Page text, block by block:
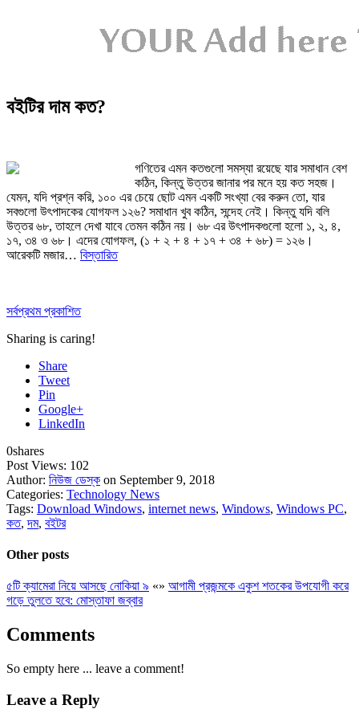
বইটির দাম কত?
গণিতের এমন কতগুলো সমস্যা রয়েছে যার সমাধান বেশ
কঠিন, কিন্তু উত্তর জানার পর মনে হয় কত সহজ।
যেমন, যদি প্রশ্ন করি, ১০০ এর চেয়ে ছোট এমন একটি সংখ্যা বের করুন তো, যার
সবগুলো উৎপাদকের যোগফল ১২৬? সমাধান খুব কঠিন, সন্দেহ নেই। কিন্তু যদি বলি
উত্তর ৬৮, তাহলে দেখা যাবে তেমন কঠিন নয়। ৬৮ এর উৎপাদকগুলো হলো ১, ২, ৪,
১৭, ৩৪ ও ৬৮। এদের যোগফল, (১ ‍+ ২ ‍+ ৪ ‍+ ১৭ ‍+ ৩৪ ‍+ ৬৮) = ১২৬।
আরেকটি মজার… বিস্তারিত
সর্বপ্রথম প্রকাশিত
Sharing is caring!
Share
Tweet
Pin
Google+
LinkedIn
0shares
Post Views: 102
Author: নিউজ ডেস্ক on September 9, 2018
Categories: Technology News
Tags: Download Windows, internet news, Windows, Windows PC,
কত,দম, বইটর
Other posts
৫টি ক্যামেরা নিয়ে আসছে নোকিয়া ৯ «» আগামী প্রজন্মকে একুশ শতকের উপযোগী করে
গড়ে তুলতে হবে: মোস্তাফা জব্বার
Comments
So empty here ... leave a comment!
Leave a Reply